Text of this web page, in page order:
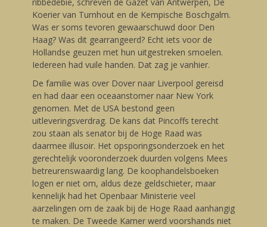
Koerier van Turnhout en de Kempische Boschgalm.
Was er soms tevoren gewaarschuwd door Den
Haag? Was dit gearrangeerd? Echt iets voor de
Hollandse geuzen met hun uitgestreken smoelen.
Iedereen had vuile handen. Dat zag je vanhier.
De familie was over Dover naar Liverpool gereisd
en had daar een oceaanstomer naar New York
genomen. Met de USA bestond geen
uitleveringsverdrag. De kans dat Pincoffs terecht
zou staan als senator bij de Hoge Raad was
daarmee illusoir. Het opsporingsonderzoek en het
gerechtelijk vooronderzoek duurden volgens Mees
betreurenswaardig lang. De koophandelsboeken
logen er niet om, aldus deze geldschieter, maar
kennelijk had het Openbaar Ministerie veel
aarzelingen om de zaak bij de Hoge Raad aanhangig
te maken. De Tweede Kamer werd voorshands niet